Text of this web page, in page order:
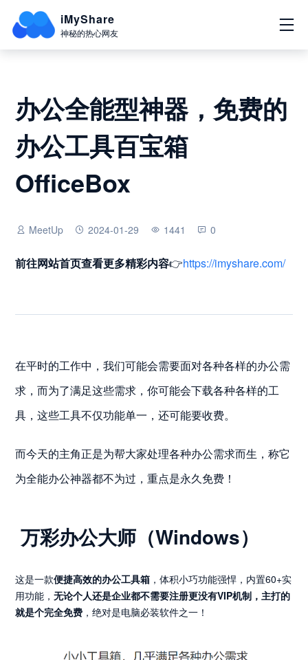
iMyShare
神秘的热心网友
办公全能型神器，免费的
办公工具百宝箱
OfficeBox
MeetUp 2024-01-29 1441 0
前往网站首页查看更多精彩内容👉https://imyshare.com/
在平时的工作中，我们可能会需要面对各种各样的办公需
求，而为了满足这些需求，你可能会下载各种各样的工
具，这些工具不仅功能单一，还可能要收费。
而今天的主角正是为帮大家处理各种办公需求而生，称它
为全能办公神器都不为过，重点是永久免费！
万彩办公大师（Windows）
这是一款便捷高效的办公工具箱 ，体积小巧功能强悍，内置60+实
用功能，无论个人还是企业都不需要注册更没有VIP机制，主打的
就是个完全免费 ，绝对是电脑必装软件之一！